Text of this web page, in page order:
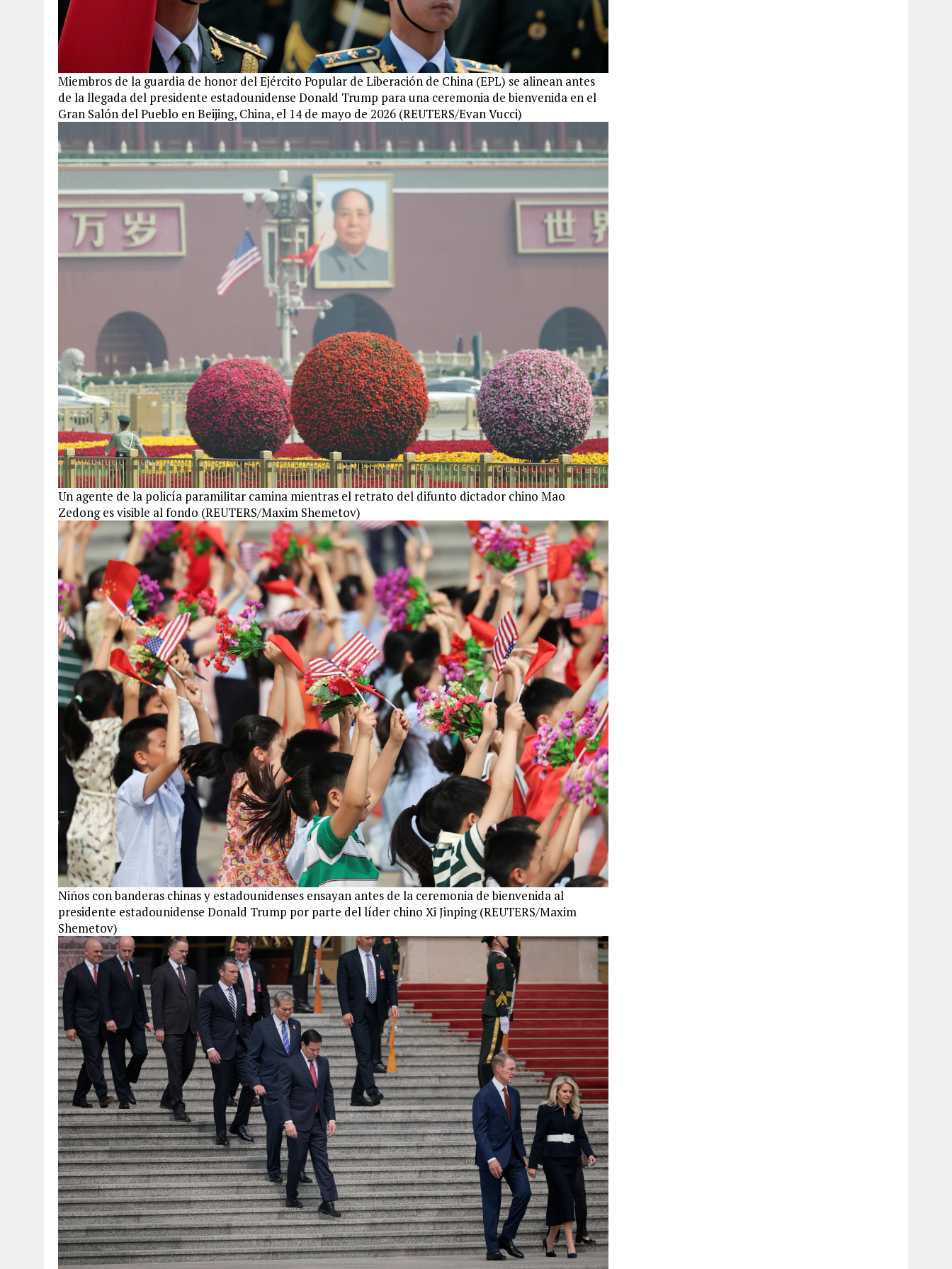
Miembros de la guardia de honor del Ejército Popular de Liberación de China (EPL) se alinean antes
de la llegada del presidente estadounidense Donald Trump para una ceremonia de bienvenida en el
Gran Salón del Pueblo en Beijing, China, el 14 de mayo de 2026 (REUTERS/Evan Vucci)
Un agente de la policía paramilitar camina mientras el retrato del difunto dictador chino Mao
Zedong es visible al fondo (REUTERS/Maxim Shemetov)
Niños con banderas chinas y estadounidenses ensayan antes de la ceremonia de bienvenida al
presidente estadounidense Donald Trump por parte del líder chino Xi Jinping (REUTERS/Maxim
Shemetov)